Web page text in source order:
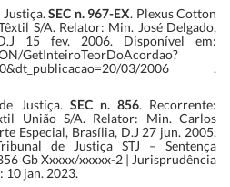
Justiça.SEC n. 967-EX. Plexus Cotton
S/A. Relator: Min. José Delgado,
15 fev. 2006. Disponível em:
GetInteiroTeorDoAcordao?
03/2006 .
Justiça. SEC n. 856. Recorrente:
União S/A. Relator: Min. Carlos
Especial, Brasília, D.J 27 jun. 2005.
de Justiça STJ – Sentença
Gb Xxxxx/xxxxx-2 | Jurisprudência
10 jan. 2023.